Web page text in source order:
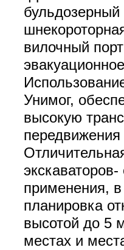
бульдозерный
вилочный
Унимог,
высокую
применения,
планировка
высотой до 5
местах и